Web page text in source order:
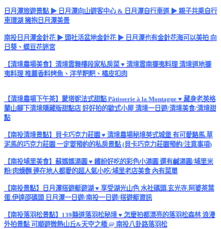
日月潭旅遊景點 ▶ 日月潭向山遊客中心 & 日月潭自行車道 ▶ 親子共乘自行
車環湖 擁抱日月潭美景
南投日月潭金針花 ▶ 頭社活盆地金針花 ▶ 日月潭也有金針花海可以美拍 向
日葵、蝶豆花迷宮
【清境農場美食】清境雲舞樓段家私房菜 ♥ 清境雲南擺夷料理 清境道地擺
夷料理 推薦香料烤魚、洋芋粑粑、橘皮扣肉
【清境農場下午茶】蒙塔妮法式甜點 Pâtisserie à la Montagne ♥ 藏身老英格
蘭山腳下清境隱藏版甜點店 好好拍的歐式小屋 清境一日遊/清境美食/清境甜
點
【南投清境景點】貝卡巧克力莊園 ♥ 清境農場秘境英式城堡 有可愛駱馬.草
泥馬的巧克力莊園 一定要預約的私房景點 (貝卡巧克力莊園預約/注意事項)
【南投埔里美食】蘇媽媽湯圓 ♥ 繽紛好吃的彩色小湯圓 還有鹹湯圓/埔里米
粉/肉燥麵 連在地人都愛的超人氣小吃/埔里老店美食 內有菜單
【南投景點】日月潭搭遊艇遊湖 ♥ 享受湖光山色 水社碼頭.玄光寺.阿婆茶葉
蛋.伊達邵碼頭 日月潭一日遊/南投一日遊/搭遊艇資訊
【南投落羽松景點】139縣道落羽松秘境 ♥ 怎麼拍都漂亮的落羽松森林 浪漫
外拍景點 可順遊微熱山丘&天空之橋 @ 南投八卦路落羽松